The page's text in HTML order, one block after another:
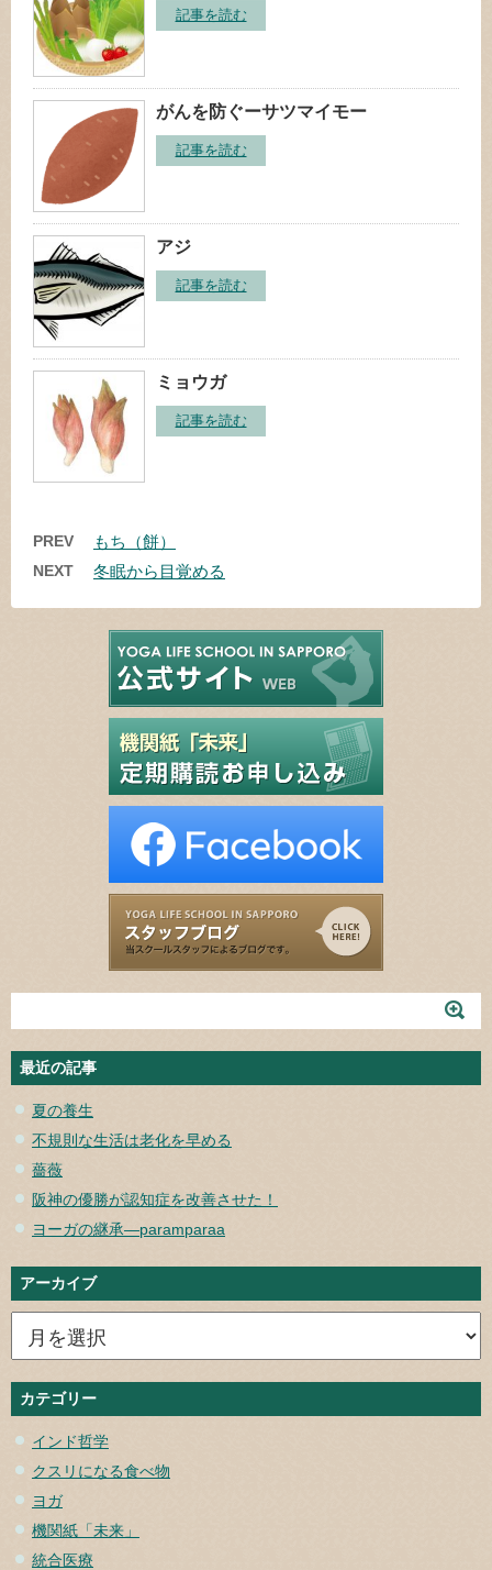
記事を読む
がんを防ぐーサツマイモー
記事を読む
アジ
記事を読む
ミョウガ
記事を読む
PREV もち（餅）
NEXT 冬眠から目覚める
最近の記事
夏の養生
不規則な生活は老化を早める
薔薇
阪神の優勝が認知症を改善させた！
ヨーガの継承—paramparaa
アーカイブ
カテゴリー
インド哲学
クスリになる食べ物
ヨガ
機関紙「未来」
統合医療